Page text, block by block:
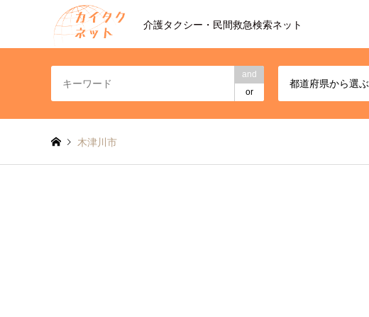
介護タクシー・民間救急検索ネット
and
or
都道府県から選ぶ
木津川市